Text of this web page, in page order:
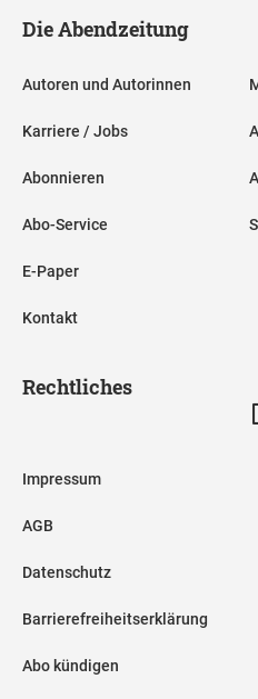
Die Abendzeitung
Autoren und Autorinnen
Karriere / Jobs
Abonnieren
Abo-Service
E-Paper
Kontakt
Rechtliches
Impressum
AGB
Datenschutz
Barrierefreiheitserklärung
Abo kündigen